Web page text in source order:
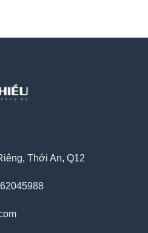
Thới An, Q12